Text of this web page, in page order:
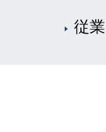
従